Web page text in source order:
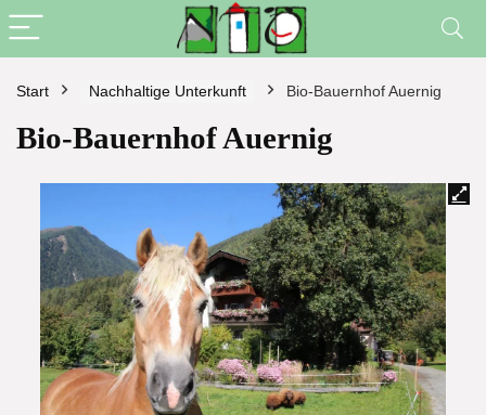
Start Nachhaltige Unterkunft Bio-Bauernhof Auernig
Bio-Bauernhof Auernig